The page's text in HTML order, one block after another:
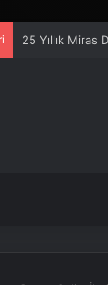
25 Yıllık Miras